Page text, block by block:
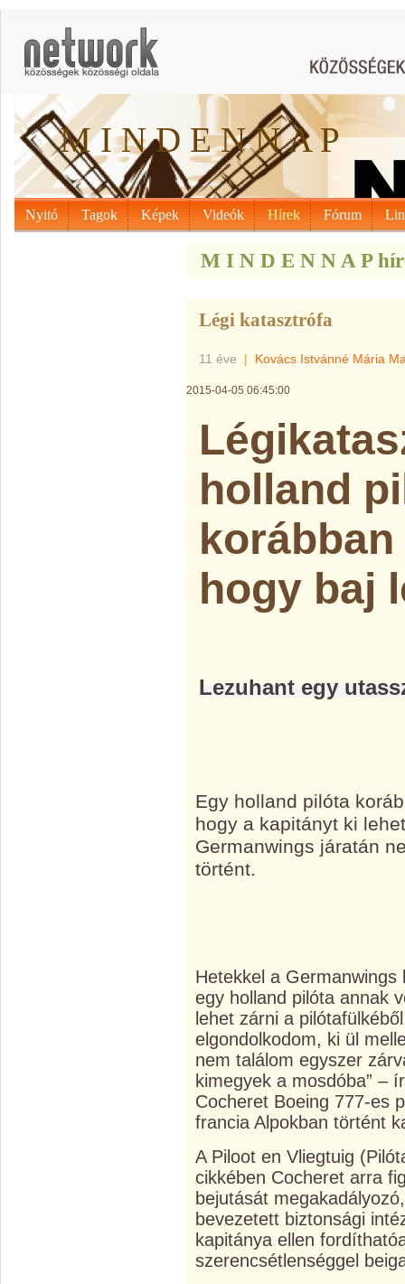
M I N D E N N A P
Nyitó Tagok Képek Videók Hírek Fórum
M I N D E N N A P
Légi katasztrófa
11 éve | Kovács Istvánné Mária
2015-04-05 06:45:00
holland
hogy baj
Lezuhant egy
Egy holland pilóta
hogy a kapitányt ki
Germanwings járatán
történt.
Hetekkel a
egy holland pilóta annak
lehet zárni a
elgondolkodom, ki ül
nem találom egyszer
kimegyek a mosdóba” –
Cocheret Boeing 777-es
francia Alpokban történt
A Piloot en Vliegtuig
cikkében Cocheret arra
bejutását
bevezetett biztonsági
kapitánya ellen
szerencsétlenséggel